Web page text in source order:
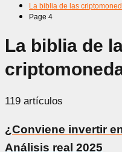
La biblia de las
Page 4
La biblia de
119 artículos
¿Conviene invertir
Análisis real 2025